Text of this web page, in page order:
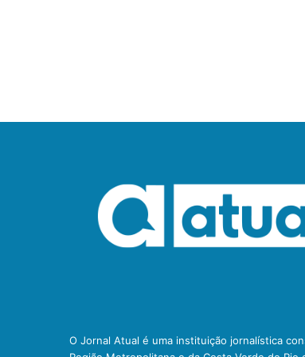
O Jornal Atual é uma instituição jornalística